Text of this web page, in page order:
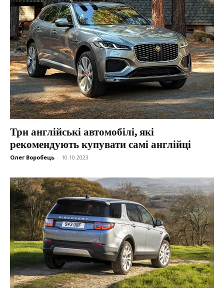
Три англійські автомобілі, які
рекомендують купувати самі англійці
Олег Воробець - 10.10.2023